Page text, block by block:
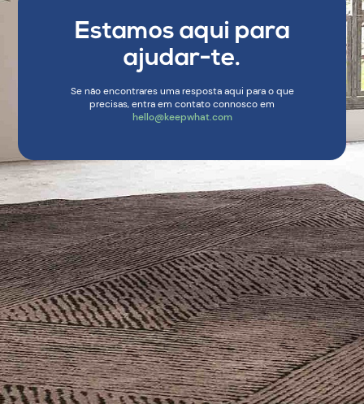
Estamos aqui para
ajudar-te.
Se não encontrares uma resposta aqui para o que
precisas, entra em contato connosco em
hello@keepwhat.com